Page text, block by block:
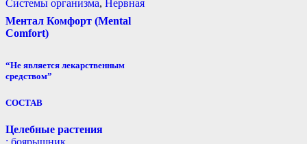
Системы организма, Нервная
Ментал Комфорт (Mental
Comfort)
“Не является лекарственным
средством”
СОСТАВ
Целебные растения
: боярышник